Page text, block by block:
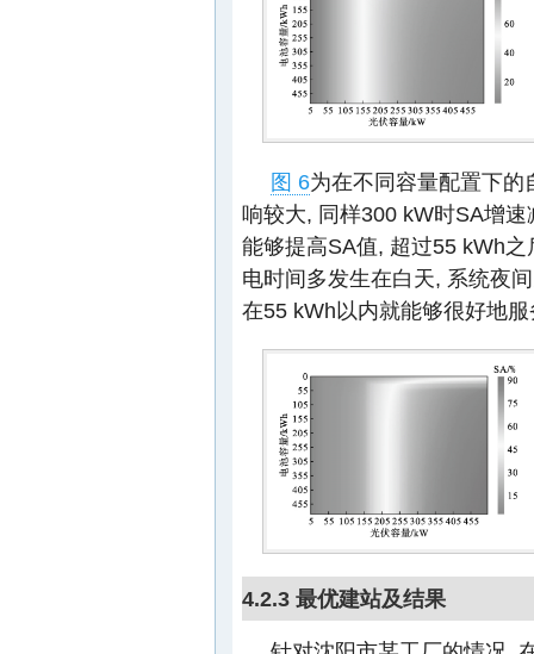
图 6为在不同容量配置下
响较大, 同样300 kW时SA增
能够提高SA值, 超过55 kWh
电时间多发生在白天, 系统夜
在55 kWh以内就能够很好地
4.2.3 最优建站及结果